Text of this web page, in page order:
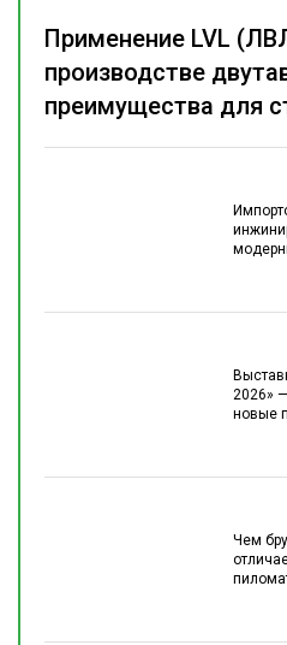
2026»
новые
Чем
Применение LVL
производстве
преимущества для